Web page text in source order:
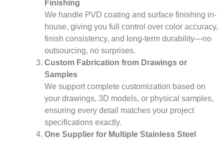
Finishing
We handle PVD coating and surface finishing in-
house, giving you full control over color accuracy,
finish consistency, and long-term durability—no
outsourcing, no surprises.
Custom Fabrication from Drawings or
Samples
We support complete customization based on
your drawings, 3D models, or physical samples,
ensuring every detail matches your project
specifications exactly.
One Supplier for Multiple Stainless Steel